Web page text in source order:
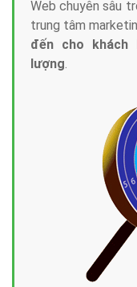
Web chuyên sâu
trung tâm
đến cho khách
lượng.